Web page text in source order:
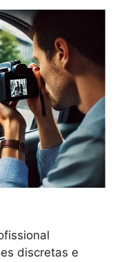
discretas e